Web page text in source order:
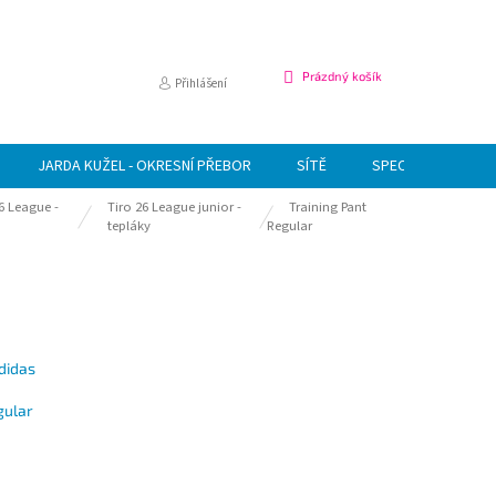
Přihlášení
NÁKUPNÍ
Prázdný košík
JARDA KUŽEL - OKRESNÍ PŘEBOR SÍTĚ SPECIÁLNÍ NABÍDKA
League -
Tiro 26 League junior -
tepláky
Training Pant
Regular